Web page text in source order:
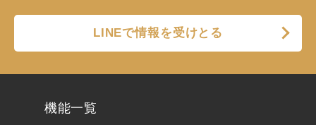
LINEで情報を受けとる
機能一覧